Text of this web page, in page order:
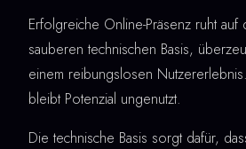
Erfolgreiche Online-Präsenz ruht
sauberen technischen Basis,
einem reibungslosen
bleibt Potenzial ungenutzt.
Die technische Basis sorgt dafür,